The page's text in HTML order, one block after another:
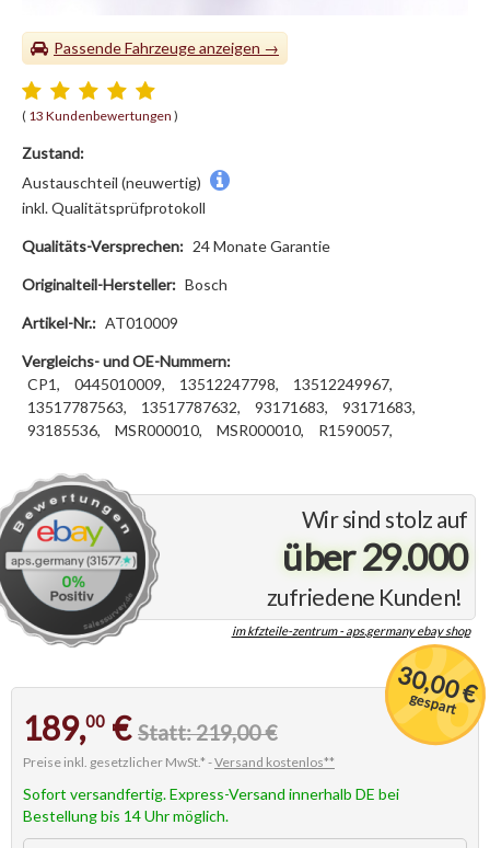
Passende Fahrzeuge
Wir sind stolz auf
über 29.000
zufriedene Kunden!
im kfzteile-zentrum - aps.germany ebay shop
( 13 Kundenbewertungen )
Zustand:
Austauschteil (neuwertig)
inkl. Qualitätsprüfprotokoll
Qualitäts-Versprechen: 24 Monate Garantie
Originalteil-Hersteller: Bosch
Artikel-Nr.: AT010009
Vergleichs- und OE-Nummern:
CP1,
0445010009, 13512247798,
13512249967,
13517787563,
13517787632, 93171683,
93171683,
93185536,
MSR000010, MSR000010, R1590057,
30,00 €
gespart
189,00 € Statt: 219,00 €
Preise inkl. gesetzlicher MwSt.* -Versand kostenlos**
Sofort versandfertig. Express-Versand innerhalb DE bei
Bestellung bis 14 Uhr möglich.